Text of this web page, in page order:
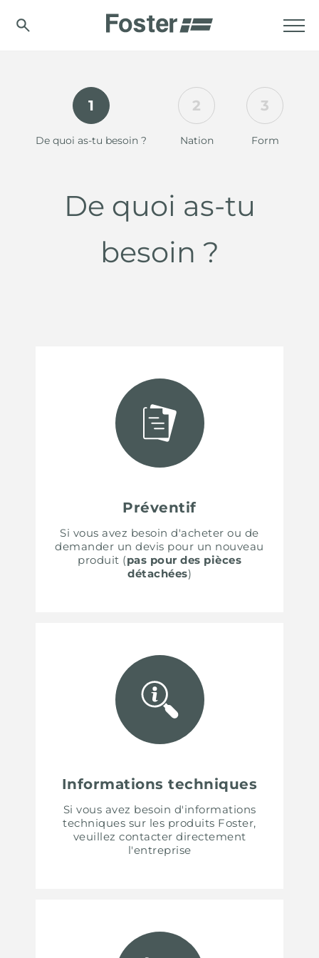
1
De quoi as-tu besoin ?
2
Nation
3
Form
De quoi as-tu
besoin ?
Préventif
Si vous avez besoin d'acheter ou de
demander un devis pour un nouveau
produit (pas pour des pièces
détachées)
Informations techniques
Si vous avez besoin d'informations
techniques sur les produits Foster,
veuillez contacter directement
l'entreprise